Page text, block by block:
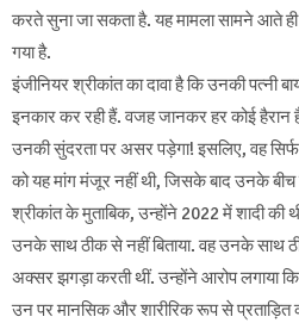
करते सुना जा सकता है. यह मामला सामने आते ही
गया है.
इंजीनियर श्रीकांत का दावा है कि उनकी पत्नी
इनकार कर रही हैं. वजह जानकर हर कोई हैरान
उनकी सुंदरता पर असर पड़ेगा! इसलिए, वह सिर्फ
को यह मांग मंजूर नहीं थी, जिसके बाद उनके बीच
श्रीकांत के मुताबिक, उन्होंने 2022 में शादी की
उनके साथ ठीक से नहीं बिताया. वह उनके साथ
अक्सर झगड़ा करती थीं. उन्होंने आरोप लगाया
उन पर मानसिक और शारीरिक रूप से प्रताड़ित